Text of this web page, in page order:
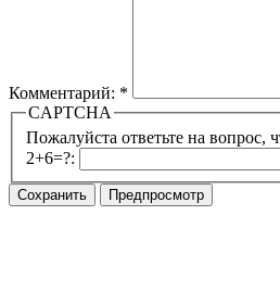
Комментарий: *
CAPTCHA
Пожалуйста ответьте на вопрос,
2+6=?: